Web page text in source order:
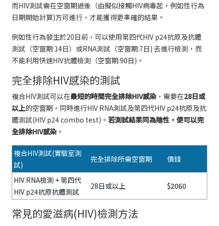
而HIV測試需在空窗期過後（由擬似接觸HIV病毒起，例如性行為
日期開始計算)方可進行，才能獲得更準確的結果。
例如性行為發生於20日前，可以使用第四代HIV p24抗原及抗體
測試（空窗期:14日）或RNA測試（空窗期:7日) 去進行檢測，而
不能利用快速HIV抗體檢測（空窗期:90日)。
完全排除HIV感染的測試
複合HIV測試可以在最短的時間完全排除HIV感染 ，需要在28日或
以上的空窗期，同時進行HIV RNA測試及第四代HIV p24抗原及抗
體測試(HIV p24 combo test)。 若測試結果同為陰性，便可以完
全排除HIV感染 。
複合HIV測試(實驗室測
試)
完全排除所需空窗期 價錢
HIV RNA檢測 + 第四代
HIV p24抗原抗體測試
28日或以上 $2060
常見的愛滋病(HIV)檢測方法